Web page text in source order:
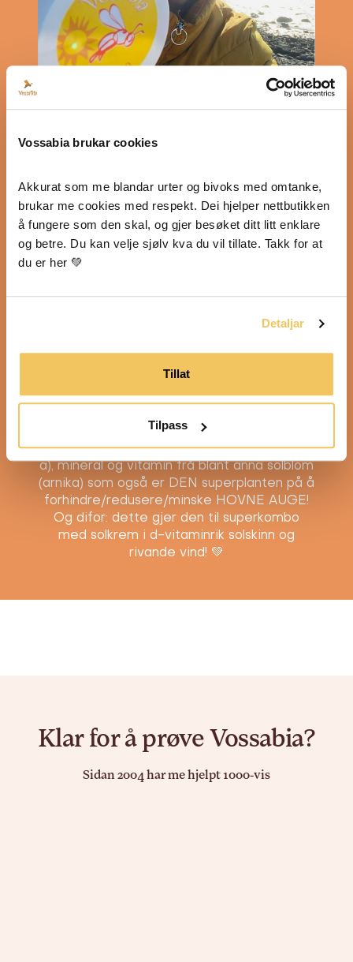
Vossabia brukar cookies
Akkurat som me blandar urter og bivoks med omtanke,
brukar me cookies med respekt. Dei hjelper nettbutikken
å fungere som den skal, og gjer besøket ditt litt enklare
og betre. Du kan velje sjølv kva du vil tillate. Takk for at
du er her 💚
Detaljar
Tillat
Tilpass
Bruksanvisning
folk og miljø), veldig pleiande planteolje,
bivoks og beskyttande lanolin. Her får du eit
skikkeleg kinderegg av ein solkrem som ikkje
berre beskytter godt mot UVA og UVB
(faktor 10 beskytter også lenge og godt når
(eller øynene for dei bokmålsfolk som ikkje
skjønar det fine ordet auge 😉) om kvelden,
planteoljer rik på antioksidanter
(granateple), essensielle fettsyrer (hamp bl
a), mineral og vitamin frå blant anna solblom
(arnika) som også er DEN superplanten på å
forhindre/redusere/minske HOVNE AUGE!
Og difor: dette gjer den til superkombo
med solkrem i d-vitaminrik solskinn og
rivande vind! 💚
Sidan 2004 har me hjelpt 1000-vis
Klar for å prøve Vossabia?